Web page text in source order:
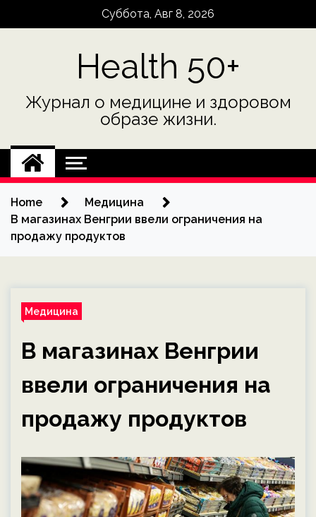
Суббота, Авг 8, 2026
Health 50+
Журнал о медицине и здоровом
образе жизни.
Home
Медицина
В магазинах Венгрии ввели ограничения на
продажу продуктов
Медицина
В магазинах Венгрии
ввели ограничения на
продажу продуктов